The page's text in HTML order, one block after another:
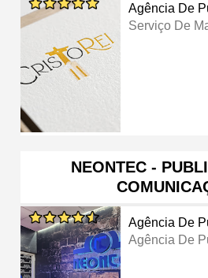
Agência De
Serviço De
NEONTEC -
Agência De
Agência De